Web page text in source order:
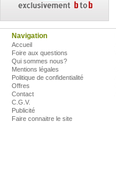
Navigation
Accueil
Foire aux questions
Qui sommes nous?
Mentions légales
Politique de confidentialité
Offres
Contact
C.G.V.
Publicité
Faire connaitre le site